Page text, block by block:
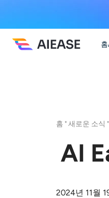
홈
홈 "새로운 소식 "
AI
2024년 11월